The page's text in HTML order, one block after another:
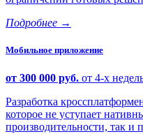
Подробнее →
Мобильное приложение
от 300 000 руб. от 4-х
Разработка
которое не уступает
производительности, так и